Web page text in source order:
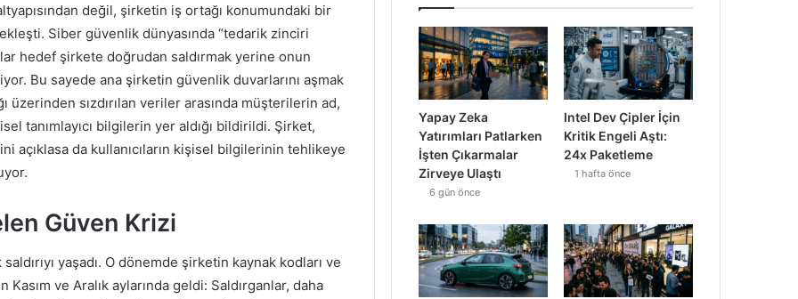
değil, şirketin iş ortağı konumundaki bir
Siber güvenlik dünyasında “tedarik zinciri
hedef şirkete doğrudan saldırmak yerine onun
Bu sayede ana şirketin güvenlik duvarlarını aşmak
üzerinden sızdırılan veriler arasında müşterilerin ad,
tanımlayıcı bilgilerin yer aldığı bildirildi. Şirket,
da kullanıcıların kişisel bilgilerinin tehlikeye
Güven Krizi
yaşadı. O dönemde şirketin kaynak kodları ve
Kasım ve Aralık aylarında geldi: Saldırganlar, daha
Yapay Zeka
Yatırımları Patlarken
İşten Çıkarmalar
Zirveye Ulaştı
6 gün önce
Intel Dev Çipler İçin
Kritik Engeli Aştı:
24x Paketleme
1 hafta önce